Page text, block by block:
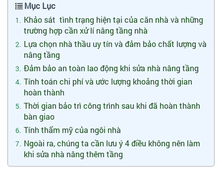
Mục Lục
Khảo sát tình trạng hiện tại của căn nhà và những
trường hợp cần xử lí nâng tầng nhà
Lựa chọn nhà thầu uy tín và đảm bảo chất lượng và
nâng tầng
Đảm bảo an toàn lao động khi sửa nhà nâng tầng
Tính toán chi phí và ước lượng khoảng thời gian
hoàn thành
Thời gian bảo trì công trình sau khi đã hoàn thành
bàn giao
Tính thẩm mỹ của ngôi nhà
Ngoài ra, chúng ta cần lưu ý 4 điều không nên làm
khi sửa nhà nâng thêm tầng